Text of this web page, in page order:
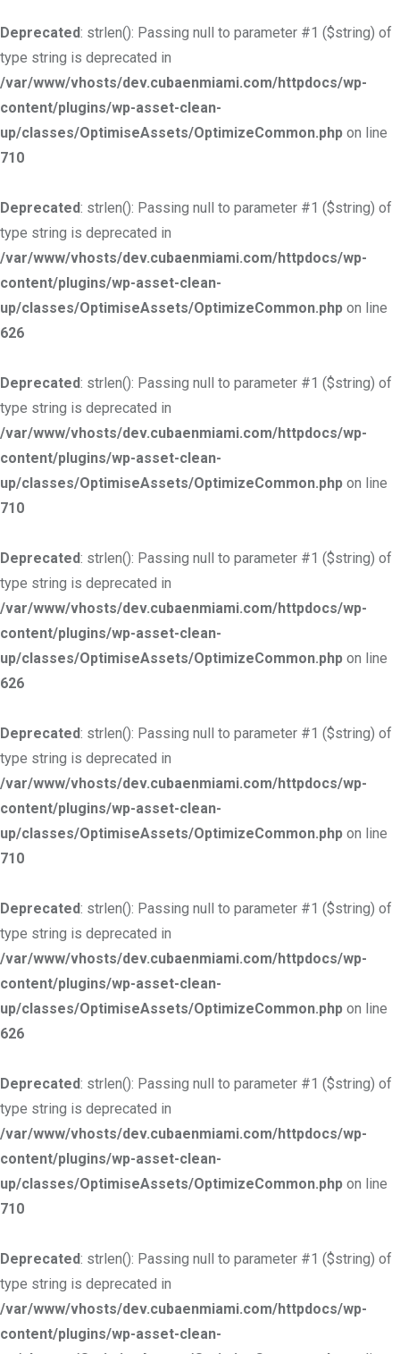
Deprecated: strlen(): Passing null to parameter #1 ($string) of
type string is deprecated in
/var/www/vhosts/dev.cubaenmiami.com/httpdocs/wp-
content/plugins/wp-asset-clean-
up/classes/OptimiseAssets/OptimizeCommon.php on line
710
Deprecated: strlen(): Passing null to parameter #1 ($string) of
type string is deprecated in
/var/www/vhosts/dev.cubaenmiami.com/httpdocs/wp-
content/plugins/wp-asset-clean-
up/classes/OptimiseAssets/OptimizeCommon.php on line
626
Deprecated: strlen(): Passing null to parameter #1 ($string) of
type string is deprecated in
/var/www/vhosts/dev.cubaenmiami.com/httpdocs/wp-
content/plugins/wp-asset-clean-
up/classes/OptimiseAssets/OptimizeCommon.php on line
710
Deprecated: strlen(): Passing null to parameter #1 ($string) of
type string is deprecated in
/var/www/vhosts/dev.cubaenmiami.com/httpdocs/wp-
content/plugins/wp-asset-clean-
up/classes/OptimiseAssets/OptimizeCommon.php on line
626
Deprecated: strlen(): Passing null to parameter #1 ($string) of
type string is deprecated in
/var/www/vhosts/dev.cubaenmiami.com/httpdocs/wp-
content/plugins/wp-asset-clean-
up/classes/OptimiseAssets/OptimizeCommon.php on line
710
Deprecated: strlen(): Passing null to parameter #1 ($string) of
type string is deprecated in
/var/www/vhosts/dev.cubaenmiami.com/httpdocs/wp-
content/plugins/wp-asset-clean-
up/classes/OptimiseAssets/OptimizeCommon.php on line
626
Deprecated: strlen(): Passing null to parameter #1 ($string) of
type string is deprecated in
/var/www/vhosts/dev.cubaenmiami.com/httpdocs/wp-
content/plugins/wp-asset-clean-
up/classes/OptimiseAssets/OptimizeCommon.php on line
710
Deprecated: strlen(): Passing null to parameter #1 ($string) of
type string is deprecated in
/var/www/vhosts/dev.cubaenmiami.com/httpdocs/wp-
content/plugins/wp-asset-clean-